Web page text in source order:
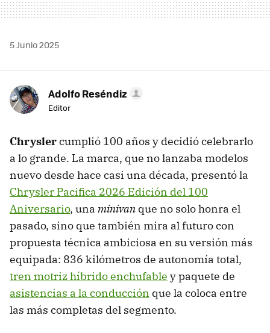
5 Junio 2025
Adolfo Reséndiz
Editor
Chryslercumplió 100 años y decidió celebrarlo
a lo grande. La marca, que no lanzaba modelos
nuevo desde hace casi una década, presentó la
Chrysler Pacifica 2026 Edición del 100
Aniversario, una minivan que no solo honra el
pasado, sino que también mira al futuro con
propuesta técnica ambiciosa en su versión más
equipada: 836 kilómetros de autonomía total,
tren motriz híbrido enchufable y paquete de
asistencias a la conducción que la coloca entre
las más completas del segmento.